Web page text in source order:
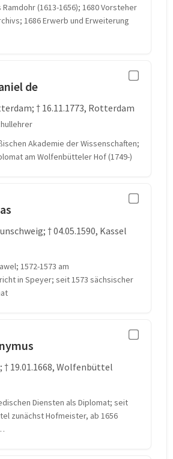
(1613-1656); 1680 Vorsteher
1686 Erwerb und Erweiterung
de
† 16.11.1773, Rotterdam
Akademie der Wissenschaften;
am Wolfenbütteler Hof (1749-)
† 04.05.1590, Kassel
1572-1573 am
in Speyer; seit 1573 sächsischer
† 19.01.1668, Wolfenbüttel
Diensten als Diplomat; seit
zunächst Hofmeister, ab 1656